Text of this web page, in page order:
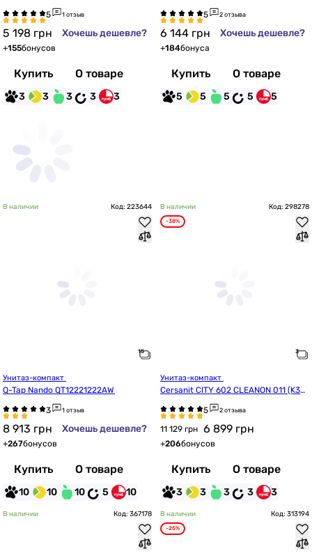
1 отзыв
5 198 грн Хочешь дешевле?
+155бонусов
Купить О товаре
3 3 3 3 3
2 отзыва
6 144 грн Хочешь дешевле?
+184бонуса
Купить О товаре
5 5 5 5 5
В наличии Код: 223644
Q-Tap Nando QT12221222AW
1 отзыв
8 913 грн Хочешь дешевле?
+267бонусов
Купить О товаре
10 10 10 5 10
В наличии Код: 298278
-38%
Cersanit CITY 602 CLEANON 011 (K35-
036/CCKZ1013881894)
2 отзыва
11 129 грн 6 899 грн
+206бонусов
Купить О товаре
3 3 3 3 3
В наличии Код: 367178 В наличии Код: 313194
-25%